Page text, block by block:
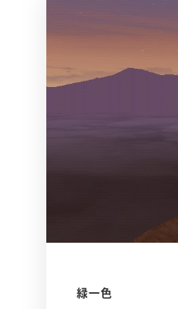
緑一色